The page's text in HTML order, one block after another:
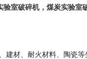
验室破碎机，煤炭实验室
建材、耐火材料、陶瓷